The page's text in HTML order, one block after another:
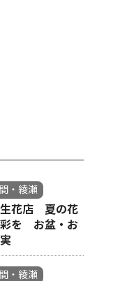
・綾瀬
生花店 夏の花
彩を お盆・お
・綾瀬